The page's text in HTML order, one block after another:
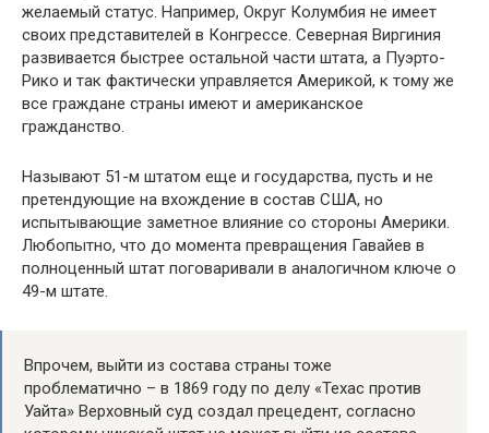
желаемый статус. Например, Округ Колумбия не имеет
своих представителей в Конгрессе. Северная Виргиния
развивается быстрее остальной части штата, а Пуэрто-
Рико и так фактически управляется Америкой, к тому же
все граждане страны имеют и американское
гражданство.
Называют 51-м штатом еще и государства, пусть и не
претендующие на вхождение в состав США, но
испытывающие заметное влияние со стороны Америки.
Любопытно, что до момента превращения Гавайев в
полноценный штат поговаривали в аналогичном ключе о
49-м штате.
Впрочем, выйти из состава страны тоже
проблематично – в 1869 году по делу «Техас против
Уайта» Верховный суд создал прецедент, согласно